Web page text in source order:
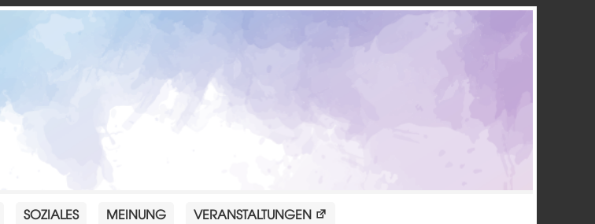
SOZIALES MEINUNG VERANSTALTUNGEN